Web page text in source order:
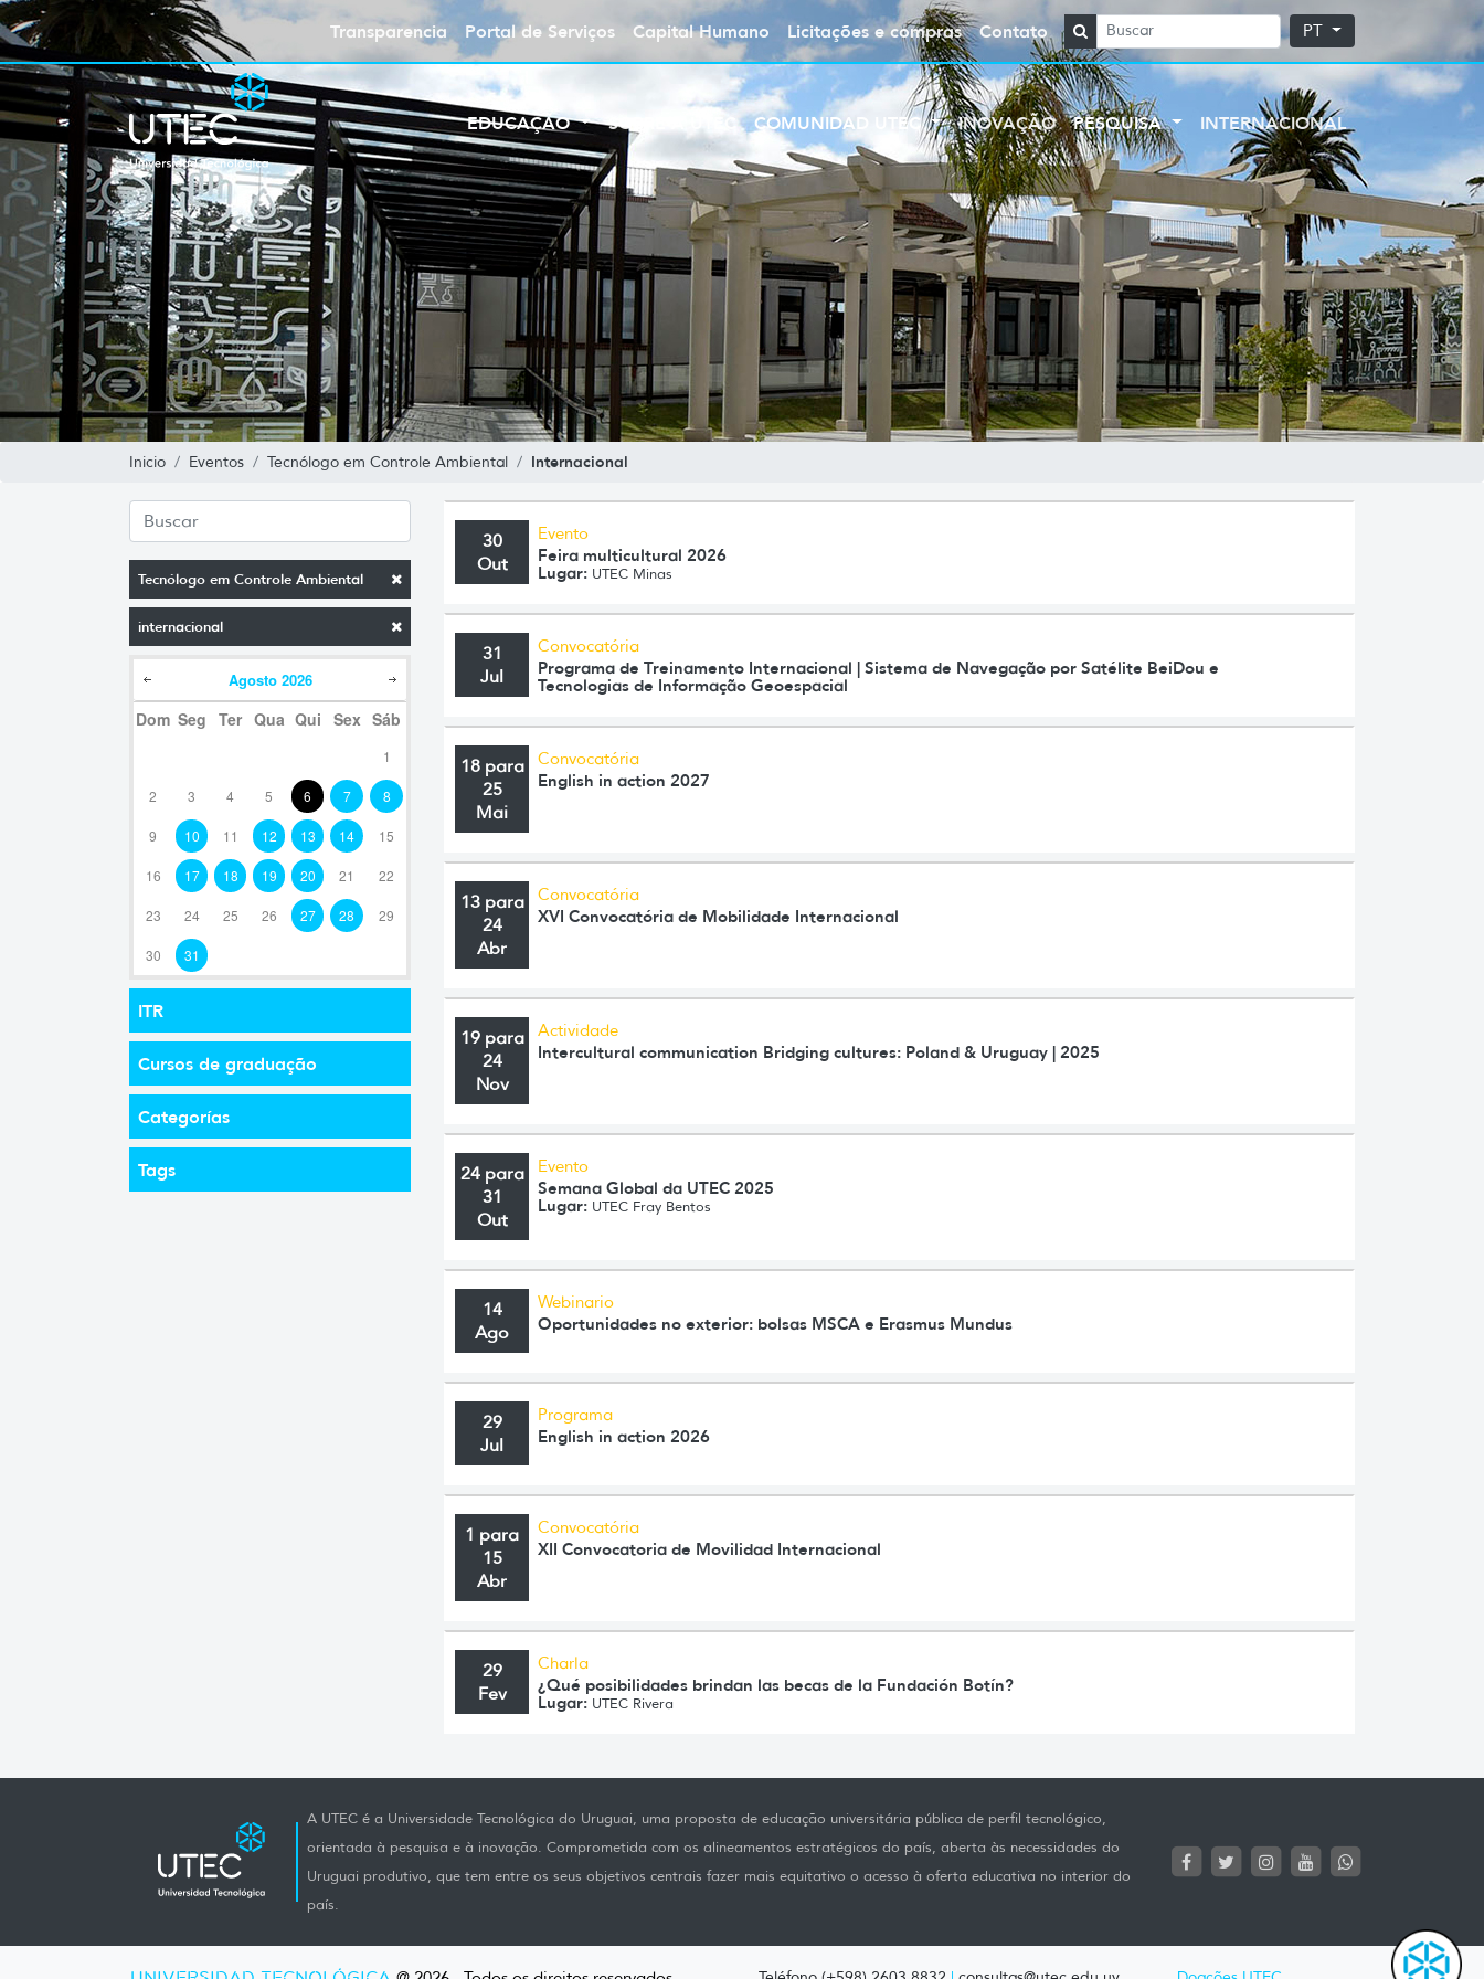
Transparencia Portal de Serviços Capital Humano Licitações e compras Contato PT
EDUCAÇÃO SOBRE A UTEC COMUNIDAD UTEC INOVAÇÃO PESQUISA INTERNACIONAL
Inicio Eventos Tecnólogo em Controle Ambiental Internacional
Tecnólogo em Controle Ambiental
internacional
Agosto 2026
Dom Seg Ter Qua Qui Sex Sáb
1
2 3 4 5 6 7 8
9 10 11 12 13 14 15
16 17 18 19 20 21 22
23 24 25 26 27 28 29
30 31
ITR
Cursos de graduação
Categorías
Tags
30
Out
Evento
Feira multicultural 2026
Lugar: UTEC Minas
31
Jul
Convocatória
Programa de Treinamento Internacional | Sistema de Navegação por Satélite BeiDou e
Tecnologias de Informação Geoespacial
18 para
25
Mai
Convocatória
English in action 2027
13 para
24
Abr
Convocatória
XVI Convocatória de Mobilidade Internacional
19 para
24
Nov
Actividade
Intercultural communication Bridging cultures: Poland & Uruguay | 2025
24 para
31
Out
Evento
Semana Global da UTEC 2025
Lugar: UTEC Fray Bentos
14
Ago
Webinario
Oportunidades no exterior: bolsas MSCA e Erasmus Mundus
29
Jul
Programa
English in action 2026
1 para
15
Abr
Convocatória
XII Convocatoria de Movilidad Internacional
29
Fev
Charla
¿Qué posibilidades brindan las becas de la Fundación Botín?
Lugar: UTEC Rivera
A UTEC é a Universidade Tecnológica do Uruguai, uma proposta de educação universitária pública de perfil tecnológico,
orientada à pesquisa e à inovação. Comprometida com os alineamentos estratégicos do país, aberta às necessidades do
Uruguai produtivo, que tem entre os seus objetivos centrais fazer mais equitativo o acesso à oferta educativa no interior do
país.